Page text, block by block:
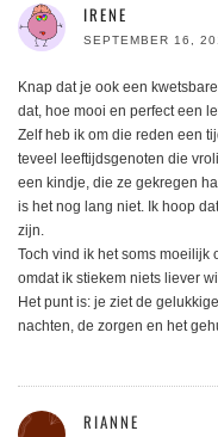
IRENE
SEPTEMBER 16,
Knap dat je ook een
dat, hoe mooi en perfect een
Zelf heb ik om die reden een
teveel leeftijdsgenoten die
een kindje, die ze gekregen
is het nog lang niet. Ik hoop
zijn.
Toch vind ik het soms moeilijk
omdat ik stiekem niets liever
Het punt is: je ziet de
nachten, de zorgen en het
RIANNE